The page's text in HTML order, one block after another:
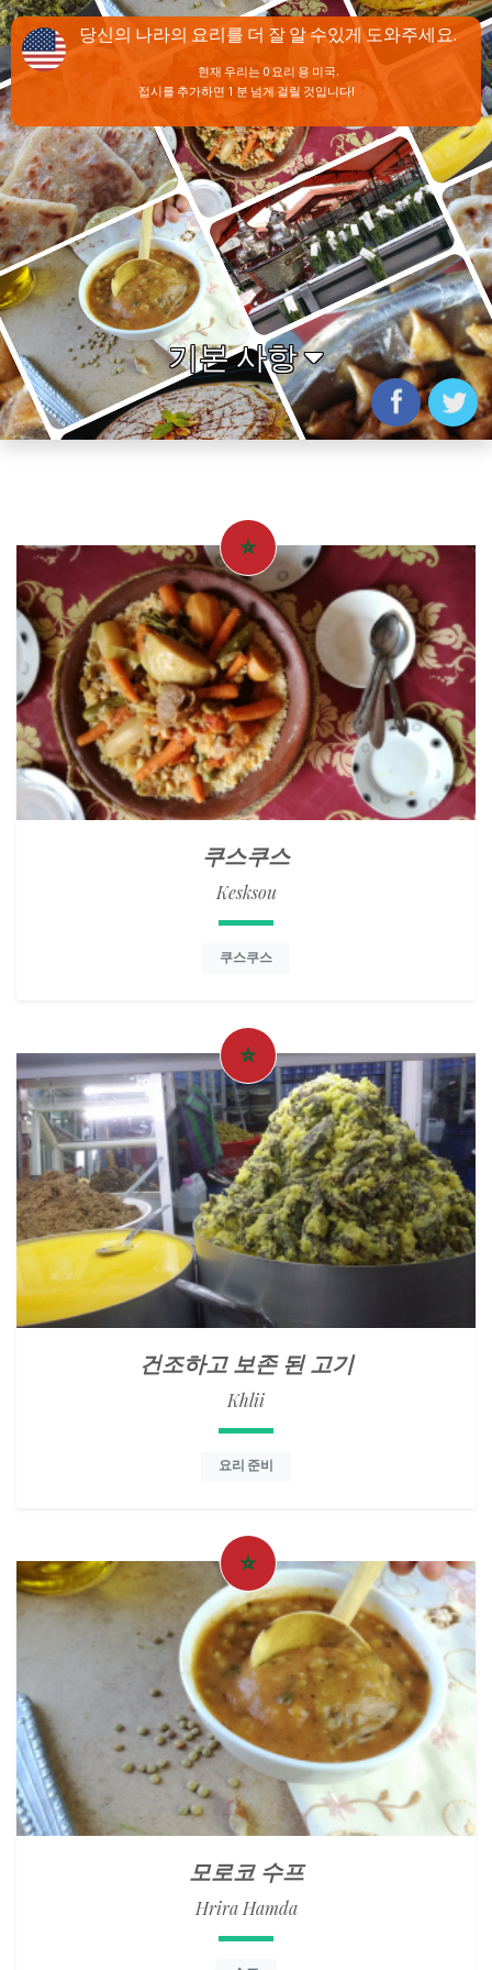
기본 사항
쿠스쿠스
Kesksou
쿠스쿠스
건조하고 보존 된 고기
Khlii
요리 준비
모로코 수프
Hrira Hamda
당신의 나라의 요리를 더 잘 알 수있게 도와주세요.
현재 우리는 0 요리 용 미국.
접시를 추가하면 1 분 넘게 걸릴 것입니다!